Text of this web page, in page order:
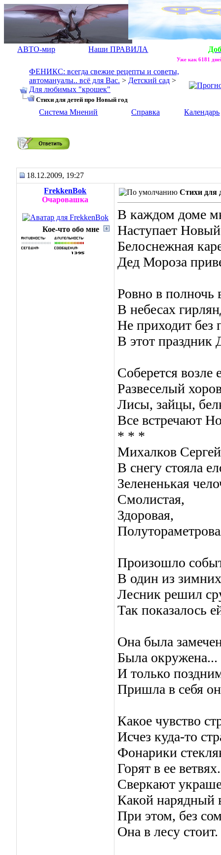
АВТО-мир Наши ПРАВИЛА
Уже как 6181
ФЕНИКС: всегда свежие рецепты и советы,
автомануалы.. всё для Вас. > Детский сад >
Для любимых "крошек"
Стихи для детей про Новый год
Система Мнений Справка Календарь
18.12.2009, 19:27
FrekkenBok
Очаровашка
Кое-что обо мне
Стихи для
В каждом доме
Наступает
Белоснежная
Дед Мороза
Ровно в полночь
В небесах
Не приходит без
В этот праздник
Соберется возле
Развеселый
Лисы, зайцы,
Все встречают
* * *
Михалков Сергей
В снегу стояла
Зелененькая
Смолистая,
Здоровая,
Произошло
В один из
Лесник решил
Так показалось
Она была
Была окружена...
И только
Пришла в себя
Какое чувство
Исчез куда-то
Фонарики
Горят в ее ветвях.
Сверкают
Какой нарядный
При этом, без
Она в лесу стоит.